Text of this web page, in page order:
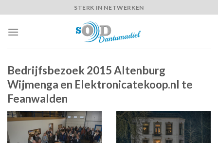
to
content
STERK IN NETWERKEN
Bedrijfsbezoek 2015 Altenburg
Wijmenga en Elektronicatekoop.nl te
Feanwalden